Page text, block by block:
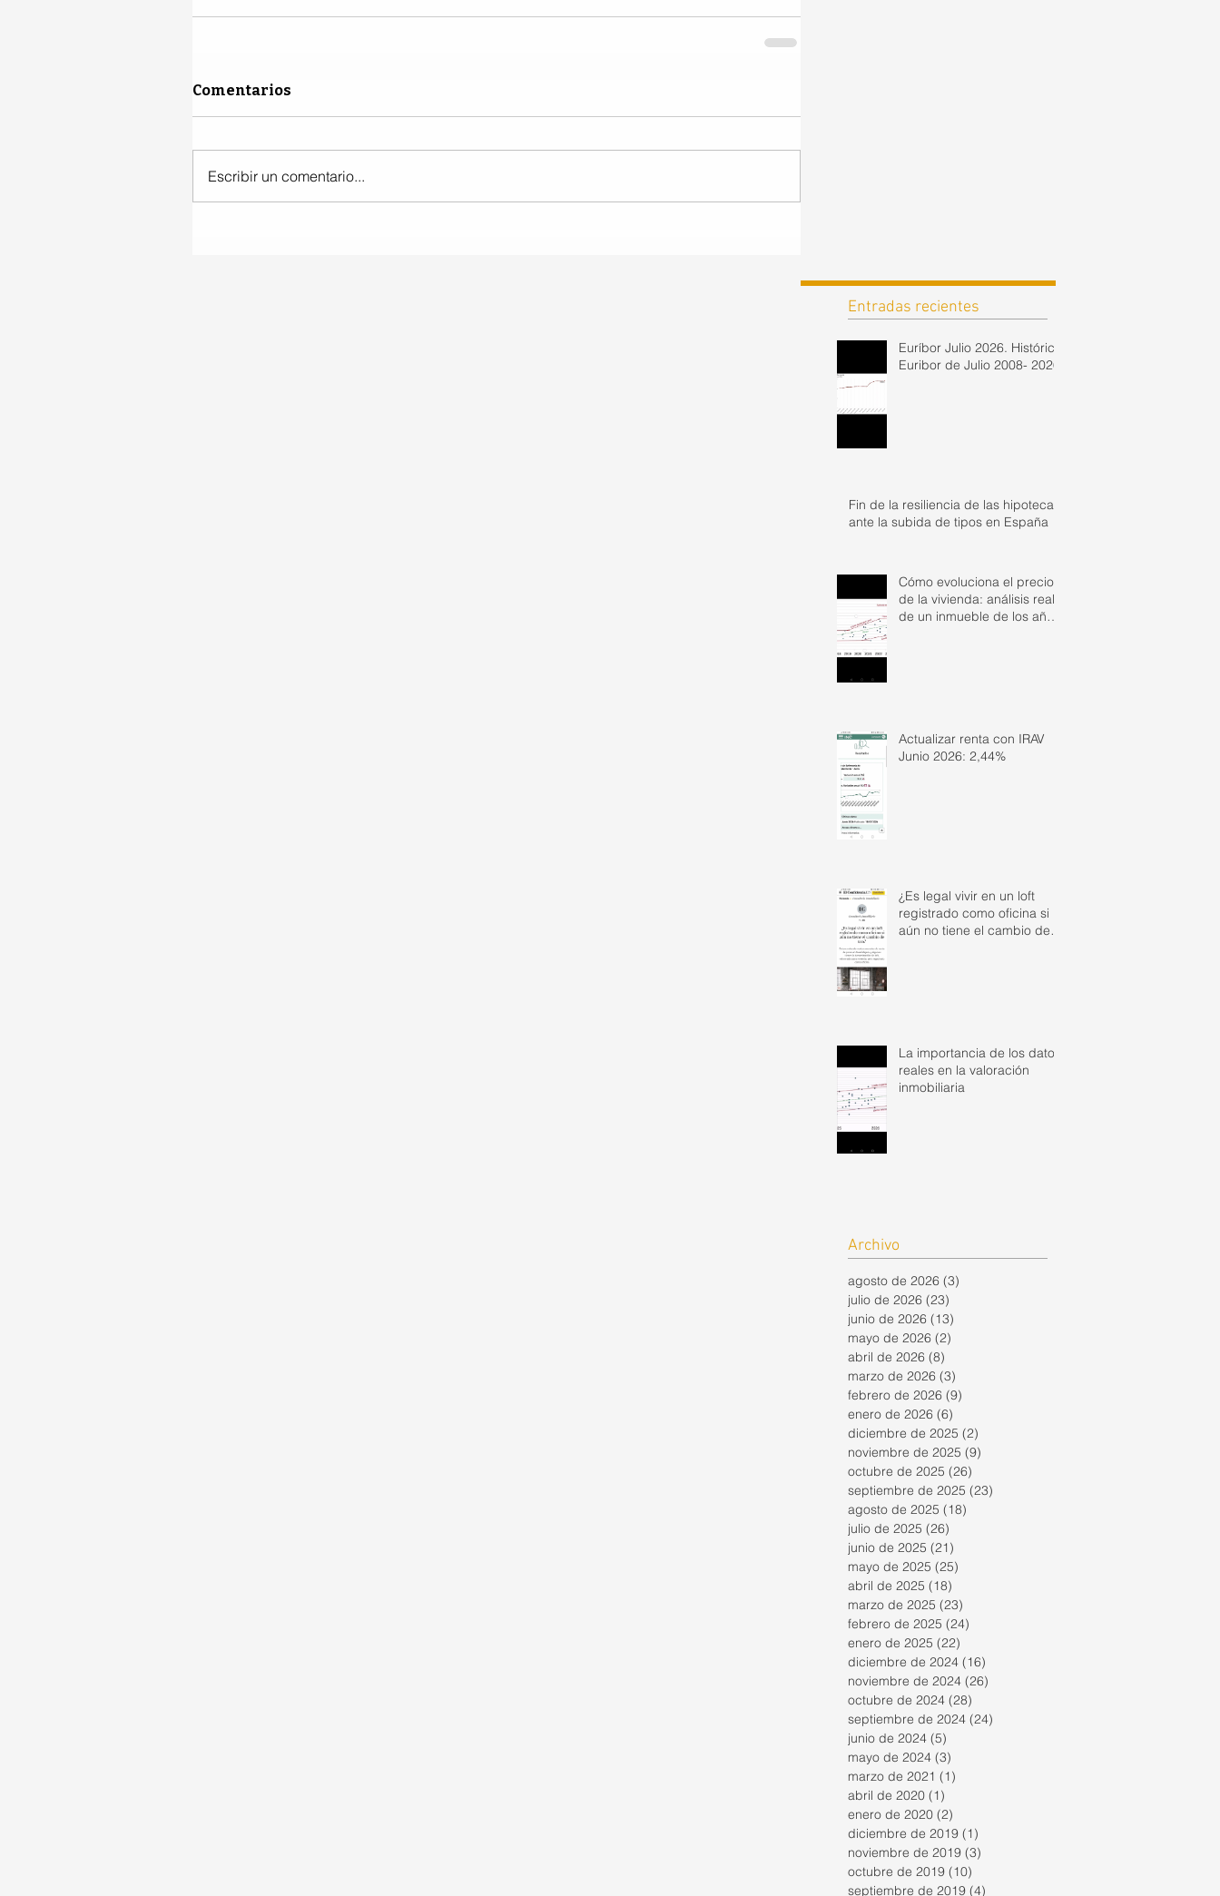
Comentarios
Escribir un comentario...
Entradas recientes
Euríbor Julio 2026. Histórico
Euribor de Julio 2008- 2026
Fin de la resiliencia de las hipotecas
ante la subida de tipos en España
Cómo evoluciona el precio
de la vivienda: análisis real
de un inmueble de los años
Actualizar renta con IRAV
Junio 2026: 2,44%
¿Es legal vivir en un loft
registrado como oficina si
aún no tiene el cambio de
La importancia de los datos
reales en la valoración
inmobiliaria
Archivo
agosto de 2026 (3)
julio de 2026 (23)
junio de 2026 (13)
mayo de 2026 (2)
abril de 2026 (8)
marzo de 2026 (3)
febrero de 2026 (9)
enero de 2026 (6)
diciembre de 2025 (2)
noviembre de 2025 (9)
octubre de 2025 (26)
septiembre de 2025 (23)
agosto de 2025 (18)
julio de 2025 (26)
junio de 2025 (21)
mayo de 2025 (25)
abril de 2025 (18)
marzo de 2025 (23)
febrero de 2025 (24)
enero de 2025 (22)
diciembre de 2024 (16)
noviembre de 2024 (26)
octubre de 2024 (28)
septiembre de 2024 (24)
junio de 2024 (5)
mayo de 2024 (3)
marzo de 2021 (1)
abril de 2020 (1)
enero de 2020 (2)
diciembre de 2019 (1)
noviembre de 2019 (3)
octubre de 2019 (10)
septiembre de 2019 (4)